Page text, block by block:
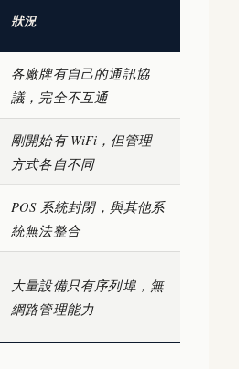
狀況
各廠牌有自己的通訊協
議，完全不互通
剛開始有 WiFi，但管理
方式各自不同
POS 系統封閉，與其他系
統無法整合
大量設備只有序列埠，無
網路管理能力